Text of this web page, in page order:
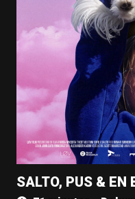
SALTO, PUS & EN